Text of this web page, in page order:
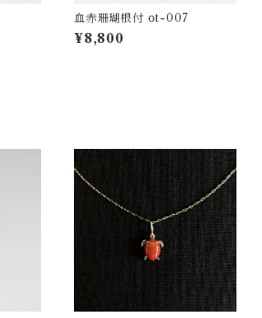
血赤珊瑚根付 ot-007
¥8,800